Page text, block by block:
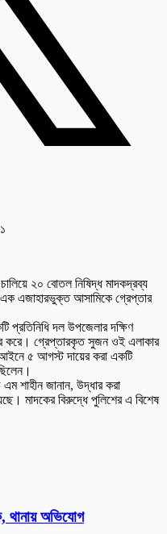
২০ বোতল নিষিদ্ধ মাদকদ্রব্য
এজাহারভুক্ত আসামিকে গ্রেপ্তার
প্রতিনিধি দল উপজেলার দক্ষিণ
করে। গ্রেপ্তারকৃত সুজন ওই এলাকার
৫ আগস্ট দায়ের করা একটি
শাহীন জানান, উদ্ধার করা
মাদকের বিরুদ্ধে পুলিশের এ বিশেষ
থানায় অভিযোগ